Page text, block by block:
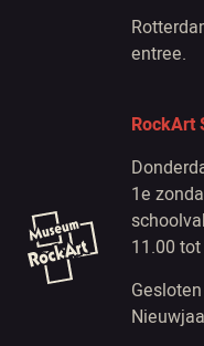
entree.
RockArt
1e
11.00